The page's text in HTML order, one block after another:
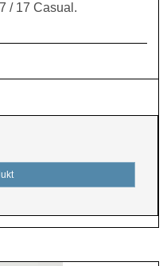
/ 17 Casual.